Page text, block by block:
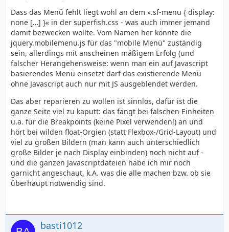
Dass das Menü fehlt liegt wohl an dem ».sf-menu { display:
none […] }« in der superfish.css - was auch immer jemand
damit bezwecken wollte. Vom Namen her könnte die
jquery.mobilemenu.js für das "mobile Menü" zuständig
sein, allerdings mit anscheinen mäßigem Erfolg (und
falscher Herangehensweise: wenn man ein auf Javascript
basierendes Menü einsetzt darf das existierende Menü
ohne Javascript auch nur mit JS ausgeblendet werden.
Das aber reparieren zu wollen ist sinnlos, dafür ist die
ganze Seite viel zu kaputt: das fängt bei falschen Einheiten
u.a. für die Breakpoints (keine Pixel verwenden!) an und
hört bei wilden float-Orgien (statt Flexbox-/Grid-Layout) und
viel zu großen Bildern (man kann auch unterschiedlich
große Bilder je nach Display einbinden) noch nicht auf -
und die ganzen Javascriptdateien habe ich mir noch
garnicht angeschaut, k.A. was die alle machen bzw. ob sie
überhaupt notwendig sind.
basti1012